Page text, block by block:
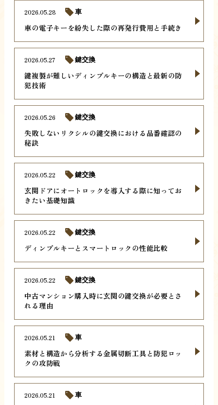
車の電子キーを紛失した際の再発行費用と手続き
2026.05.28 車
鍵複製が難しいディンプルキーの構造と最新の防
犯技術
2026.05.27 鍵交換
失敗しないリクシルの鍵交換における品番確認の
秘訣
2026.05.26 鍵交換
玄関ドアにオートロックを導入する際に知ってお
きたい基礎知識
2026.05.22 鍵交換
ディンプルキーとスマートロックの性能比較
2026.05.22 鍵交換
中古マンション購入時に玄関の鍵交換が必要とさ
れる理由
2026.05.22 鍵交換
素材と構造から分析する金属切断工具と防犯ロッ
クの攻防戦
2026.05.21 車
2026.05.21 車